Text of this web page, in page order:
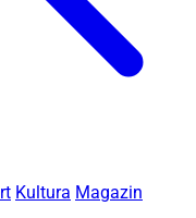
Kultura Magazin